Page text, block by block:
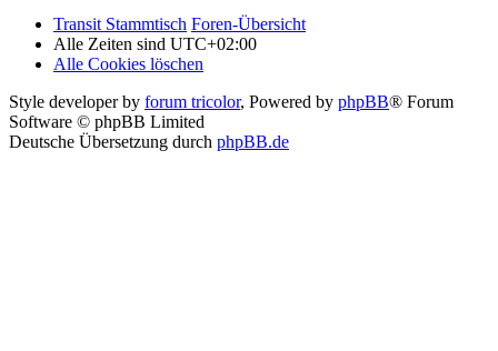
Transit Stammtisch Foren-Übersicht
Alle Zeiten sind UTC+02:00
Alle Cookies löschen
Style developer by forum tricolor, Powered by phpBB® Forum
Software © phpBB Limited
Deutsche Übersetzung durch phpBB.de